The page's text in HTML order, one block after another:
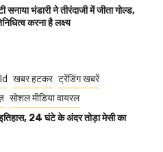
सनाया भंडारी ने तीरंदाजी में जीता गोल्ड,
करना है लक्ष्य
खबर हटकर ट्रेंडिंग खबरें
सोशल मीडिया वायरल
इतिहास, 24 घंटे के अंदर तोड़ा मेसी का